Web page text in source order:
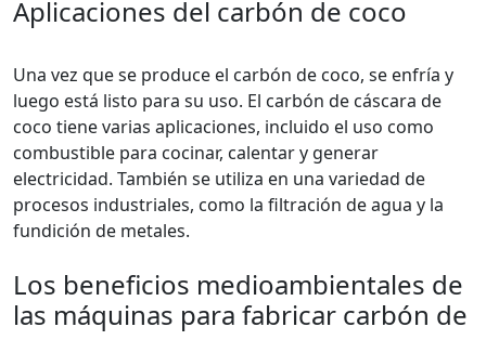
Aplicaciones del carbón de coco
Una vez que se produce el carbón de coco, se enfría y
luego está listo para su uso. El carbón de cáscara de
coco tiene varias aplicaciones, incluido el uso como
combustible para cocinar, calentar y generar
electricidad. También se utiliza en una variedad de
procesos industriales, como la filtración de agua y la
fundición de metales.
Los beneficios medioambientales de
las máquinas para fabricar carbón de